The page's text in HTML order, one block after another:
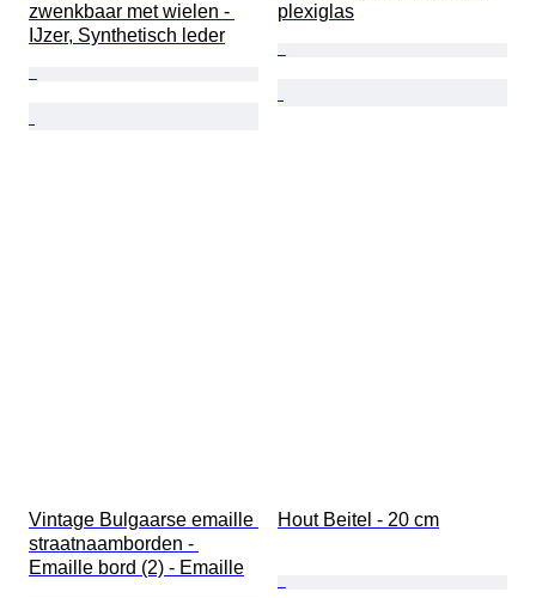
zwenkbaar met wielen -
IJzer, Synthetisch leder
plexiglas
Vintage Bulgaarse emaille
straatnaamborden -
Emaille bord (2) - Emaille
Hout Beitel - 20 cm